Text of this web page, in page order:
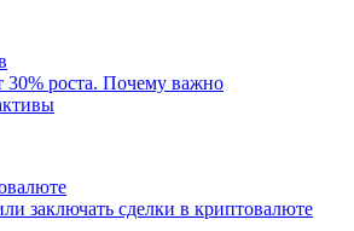
роста. Почему важно
заключать сделки в криптовалюте